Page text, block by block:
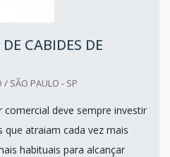
CABIDES DE
/ SÃO PAULO - SP
deve sempre investir
atraiam cada vez mais
habituais para alcançar